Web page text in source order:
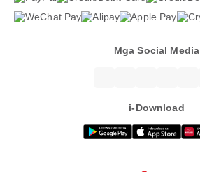
Mga Social Media
i-Download